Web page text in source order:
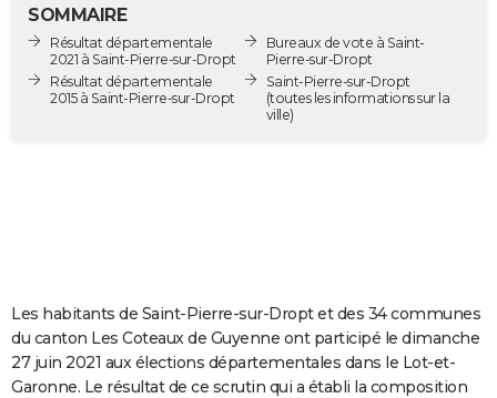
Destinations
City break
Voyage nature
Voyage de noces
Forum
Climat
GUIDES D'ACHAT
S'inscrire
Se connecter
Lycées
Collèges
Primaires
Universités
Entreprises
Service militaire
Avis de recherche
AVIS DE DÉCÈS
FORUM
SOMMAIRE
Résultat départementale
2021 à Saint-Pierre-sur-Dropt
Résultat départementale
2015 à Saint-Pierre-sur-Dropt
Bureaux de vote à Saint-
Pierre-sur-Dropt
Saint-Pierre-sur-Dropt
(toutes les informations sur la
ville)
Les habitants de Saint-Pierre-sur-Dropt et des 34 communes
du canton Les Coteaux de Guyenne ont participé le dimanche
27 juin 2021 aux élections départementales dans le Lot-et-
Garonne. Le résultat de ce scrutin qui a établi la composition